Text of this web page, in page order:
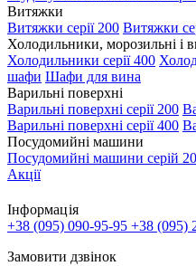
Витяжки
Витяжки серії 200 Витяжки
Холодильники, морозильні і
Холодильники серії 400
шафи Шафи для вина
Варильні поверхні
Варильні поверхні серії 200
Варильні поверхні серії 400
Посудомийні машини
Посудомийні машини серій
Акції
Інформація
+38 (095) 090-95-95 +38 (095)
Замовити дзвінок